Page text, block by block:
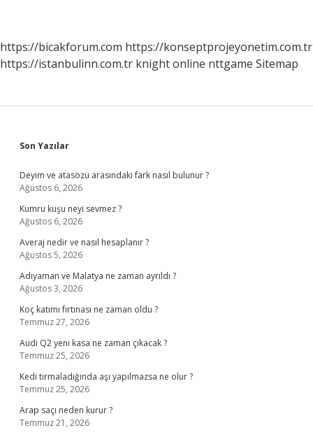
https://bicakforum.com https://konseptprojeyonetim.com.tr
https://istanbulinn.com.tr knight online nttgame Sitemap
Sidebar
Son Yazılar
Deyim ve atasözü arasındaki fark nasıl bulunur ?
Ağustos 6, 2026
Kumru kuşu neyi sevmez ?
Ağustos 6, 2026
Averaj nedir ve nasıl hesaplanır ?
Ağustos 5, 2026
Adıyaman ve Malatya ne zaman ayrıldı ?
Ağustos 3, 2026
Koç katımı fırtınası ne zaman oldu ?
Temmuz 27, 2026
Audi Q2 yeni kasa ne zaman çıkacak ?
Temmuz 25, 2026
Kedi tırmaladığında aşı yapılmazsa ne olur ?
Temmuz 25, 2026
Arap saçı neden kurur ?
Temmuz 21, 2026